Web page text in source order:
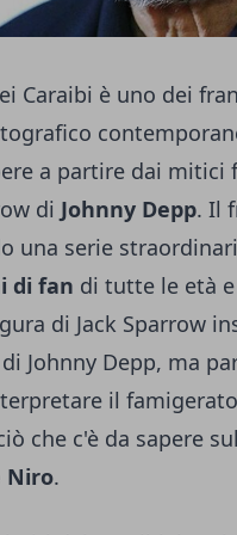
Caraibi è uno dei
a partire dai mitici
di Johnny Depp. Il
una serie
di fan di tutte le età
di Jack Sparrow
di Johnny Depp, ma
il
che c'è da sapere sul
Niro.